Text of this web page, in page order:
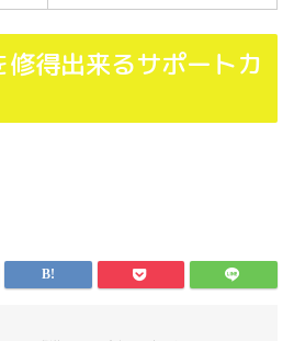
得出来るサポートカ